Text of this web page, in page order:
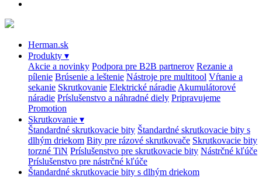
Herman.sk
Produkty ▾
Akcie a novinky Podpora pre B2B partnerov Rezanie a
pílenie Brúsenie a leštenie Nástroje pre multitool Vŕtanie a
sekanie Skrutkovanie Elektrické náradie Akumulátorové
náradie Príslušenstvo a náhradné diely Pripravujeme
Promotion
Skrutkovanie ▾
Štandardné skrutkovacie bity Štandardné skrutkovacie bity s
dlhým driekom Bity pre rázové skrutkovače Skrutkovacie bity
torzné TiN Príslušenstvo pre skrutkovacie bity Nástrčné kľúče
Príslušenstvo pre nástrčné kľúče
Štandardné skrutkovacie bity s dlhým driekom